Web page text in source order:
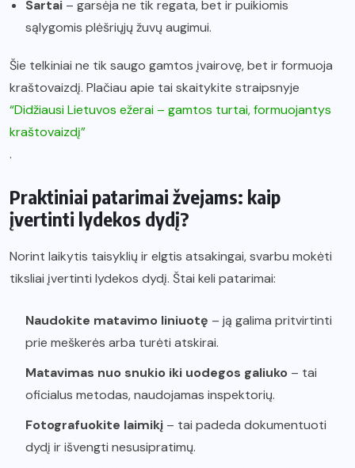
Sartai – garsėja ne tik regata, bet ir puikiomis
sąlygomis plėšriųjų žuvų augimui.
Šie telkiniai ne tik saugo gamtos įvairovę, bet ir formuoja
kraštovaizdį. Plačiau apie tai skaitykite straipsnyje
“Didžiausi Lietuvos ežerai – gamtos turtai, formuojantys
kraštovaizdį”
.
Praktiniai patarimai žvejams: kaip
įvertinti lydekos dydį?
Norint laikytis taisyklių ir elgtis atsakingai, svarbu mokėti
tiksliai įvertinti lydekos dydį. Štai keli patarimai:
Naudokite matavimo liniuotę – ją galima pritvirtinti
prie meškerės arba turėti atskirai.
Matavimas nuo snukio iki uodegos galiuko – tai
oficialus metodas, naudojamas inspektorių.
Fotografuokite laimikį – tai padeda dokumentuoti
dydį ir išvengti nesusipratimų.